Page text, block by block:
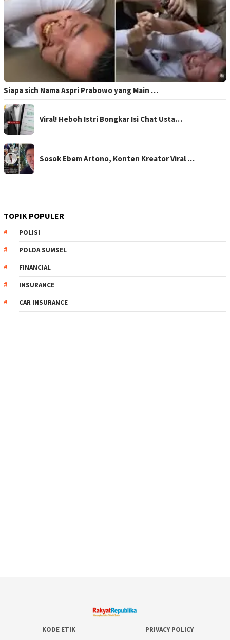
Siapa sich Nama Aspri Prabowo yang Main …
Viral! Heboh Istri Bongkar Isi Chat Usta…
Sosok Ebem Artono, Konten Kreator Viral …
TOPIK POPULER
POLISI
POLDA SUMSEL
FINANCIAL
INSURANCE
CAR INSURANCE
KODE ETIK
PRIVACY POLICY